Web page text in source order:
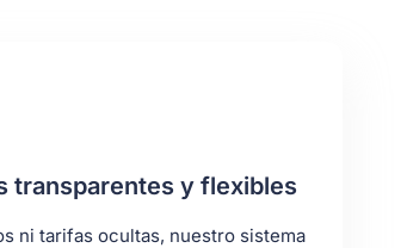
transparentes y flexibles
ni tarifas ocultas, nuestro sistema